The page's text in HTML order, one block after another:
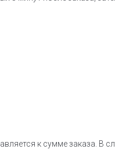
к сумме заказа. В